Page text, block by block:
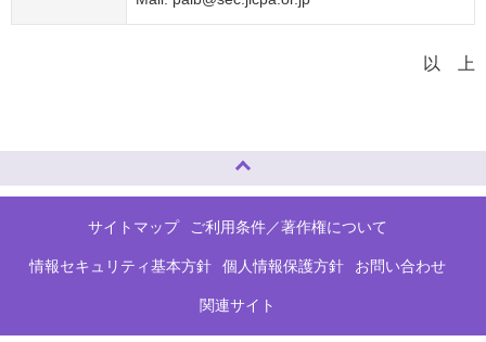
以 上
サイトマップ ご利用条件／著作権について
情報セキュリティ基本方針 個人情報保護方針 お問い合わせ
関連サイト